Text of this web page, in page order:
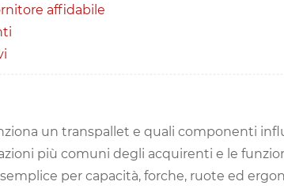
affidabile
un transpallet e quali componenti
più comuni degli acquirenti e le
per capacità, forche, ruote ed